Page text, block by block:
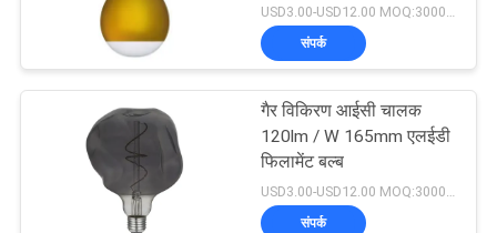
120V एलईडी पट्टी
संपर्क
गैर विकिरण आईसी चालक
120lm / W 165mm एलईडी
फिलामेंट बल्ब
USD3.00-USD12.00 MOQ:3000pcs
संपर्क